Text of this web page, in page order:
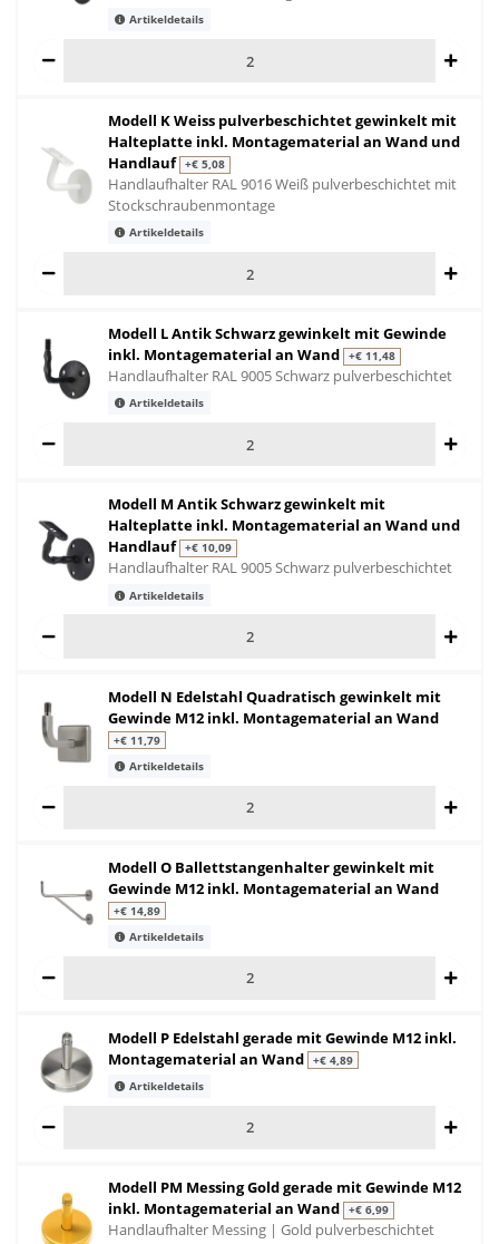
Artikeldetails
Modell K Weiss pulverbeschichtet gewinkelt mit
Halteplatte inkl. Montagematerial an Wand und
Handlauf +€ 5,08
Handlaufhalter RAL 9016 Weiß pulverbeschichtet mit
Stockschraubenmontage
Artikeldetails
Modell L Antik Schwarz gewinkelt mit Gewinde
inkl. Montagematerial an Wand +€ 11,48
Handlaufhalter RAL 9005 Schwarz pulverbeschichtet
Artikeldetails
Modell M Antik Schwarz gewinkelt mit
Halteplatte inkl. Montagematerial an Wand und
Handlauf +€ 10,09
Handlaufhalter RAL 9005 Schwarz pulverbeschichtet
Artikeldetails
Modell N Edelstahl Quadratisch gewinkelt mit
Gewinde M12 inkl. Montagematerial an Wand
+€ 11,79
Artikeldetails
Modell O Ballettstangenhalter gewinkelt mit
Gewinde M12 inkl. Montagematerial an Wand
+€ 14,89
Artikeldetails
Modell P Edelstahl gerade mit Gewinde M12 inkl.
Montagematerial an Wand +€ 4,89
Artikeldetails
Modell PM Messing Gold gerade mit Gewinde M12
inkl. Montagematerial an Wand +€ 6,99
Handlaufhalter Messing | Gold pulverbeschichtet